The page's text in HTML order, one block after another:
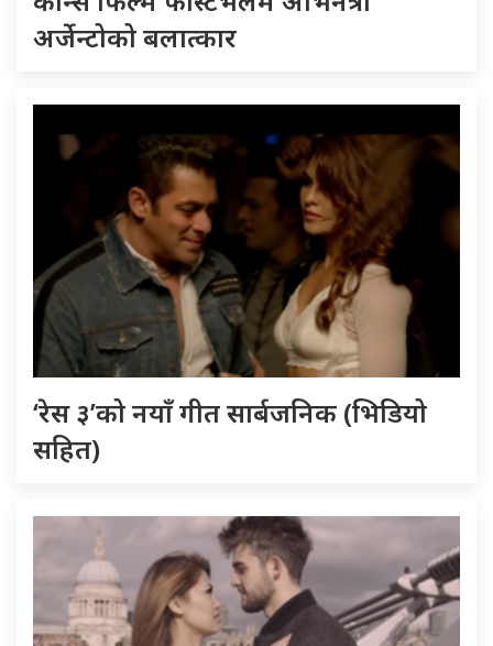
अर्जेन्टोको बलात्कार
‘रेस ३’को नयाँ गीत सार्बजनिक (भिडियो
सहित)